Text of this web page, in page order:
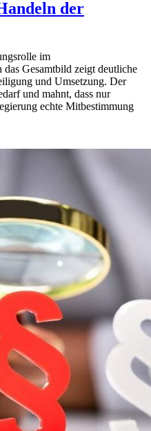
der
im
Gesamtbild zeigt deutliche
und Umsetzung. Der
und mahnt, dass nur
echte Mitbestimmung